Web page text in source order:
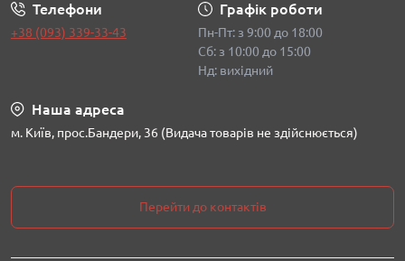
Телефони
+38 (093) 339-33-43
Графік роботи
Пн-Пт: з 9:00 до 18:00
Сб: з 10:00 до 15:00
Нд: вихідний
Наша адреса
м. Київ, прос.Бандери, 36 (Видача товарів не здійснюється)
Перейти до контактів